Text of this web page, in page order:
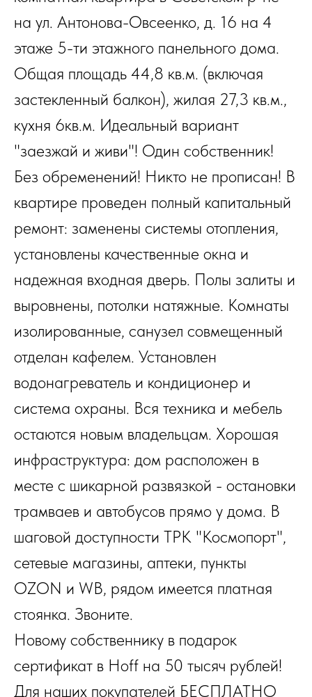
на ул. Антонова-Овсеенко, д. 16 на 4
этаже 5-ти этажного панельного дома.
Общая площадь 44,8 кв.м. (включая
застекленный балкон), жилая 27,3 кв.м.,
кухня 6кв.м. Идеальный вариант
"заезжай и живи"! Один собственник!
Без обременений! Никто не прописан! В
квартире проведен полный капитальный
ремонт: заменены системы отопления,
установлены качественные окна и
надежная входная дверь. Полы залиты и
выровнены, потолки натяжные. Комнаты
изолированные, санузел совмещенный
отделан кафелем. Установлен
водонагреватель и кондиционер и
система охраны. Вся техника и мебель
остаются новым владельцам. Хорошая
инфраструктура: дом расположен в
месте с шикарной развязкой - остановки
трамваев и автобусов прямо у дома. В
шаговой доступности ТРК "Космопорт",
сетевые магазины, аптеки, пункты
OZON и WB, рядом имеется платная
стоянка. Звоните.
Новому собственнику в подарок
сертификат в Hoff на 50 тысяч рублей!
Для наших покупателей БЕСПЛАТНО